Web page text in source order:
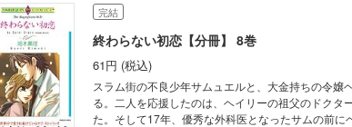
完結
終わらない初恋【分冊】 8巻
61円 (税込)
スラム街の不良少年サムュエルと、大金持ちの令
る。二人を応援したのは、ヘイリーの祖父のドク
た。そして17年、優秀な外科医となったサムの前に